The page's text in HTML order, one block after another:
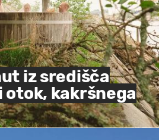
iz središča
otok, kakršnega